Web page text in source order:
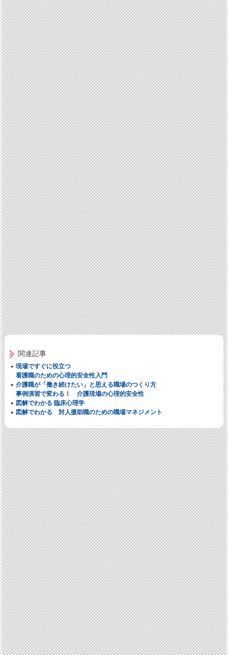
関連記事
現場ですぐに役立つ
看護職のための心理的安全性入門
介護職が「働き続けたい」と思える職場のつくり方
事例演習で変わる！ 介護現場の心理的安全性
図解でわかる 臨床心理学
図解でわかる 対人援助職のための職場マネジメント